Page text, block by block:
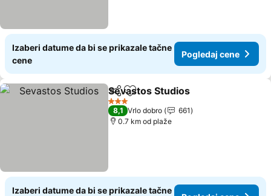
Izaberi datume da bi se prikazale tačne
cene
Pogledaj cene
Deli Dodati u favorite
Sevastos Studios
3 Zvezdice
8,1 Vrlo dobro
661
0.7 km od plaže
Izaberi datume da bi se prikazale tačne